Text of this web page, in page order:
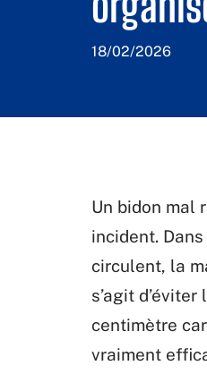
18/02/2026
Un bidon mal
incident.
circulent, la
s’agit
centimètre
vraiment